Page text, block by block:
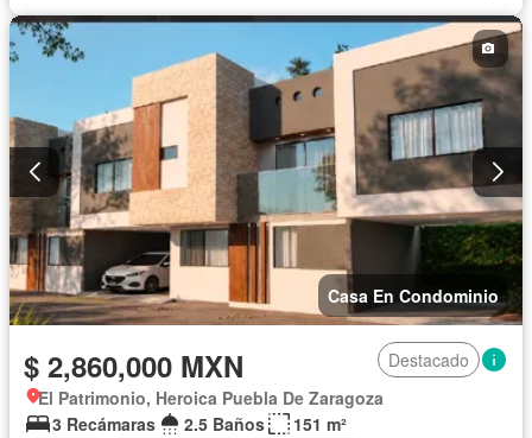
Casa En Condominio
$ 2,860,000 MXN
Destacado
El Patrimonio, Heroica Puebla De Zaragoza
3 Recámaras
2.5 Baños
151 m²